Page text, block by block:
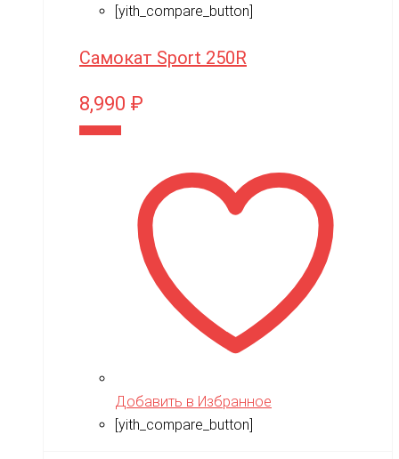
[yith_compare_button]
Самокат Sport 250R
8,990 ₽
Добавить в Избранное
[yith_compare_button]